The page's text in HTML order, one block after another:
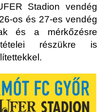
Stadion vendég
os és 27-es vendég
és a mérkőzésre
részükre is